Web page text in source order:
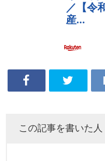
この記事を書いた人